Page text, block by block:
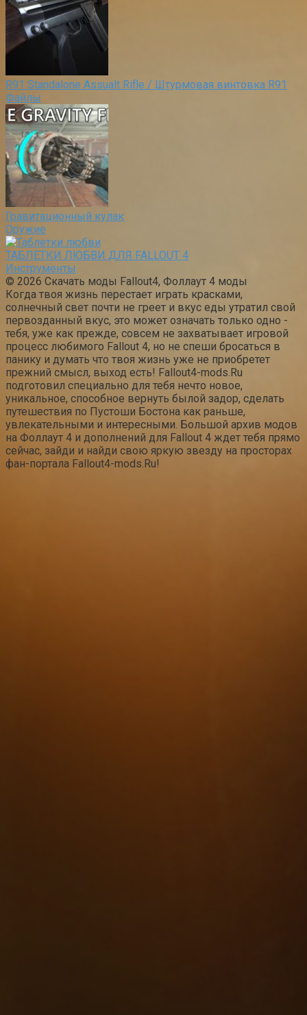
R91 Standalone Assualt Rifle / Штурмовая винтовка R91
Файлы
Гравитационный кулак
Оружие
ТАБЛЕТКИ ЛЮБВИ ДЛЯ FALLOUT 4
Инструменты
© 2026 Скачать моды Fallout4, Фоллаут 4 моды
Когда твоя жизнь перестает играть красками,
солнечный свет почти не греет и вкус еды утратил свой
первозданный вкус, это может означать только одно -
тебя, уже как прежде, совсем не захватывает игровой
процесс любимого Fallout 4, но не спеши бросаться в
панику и думать что твоя жизнь уже не приобретет
прежний смысл, выход есть! Fallout4-mods.Ru
подготовил специально для тебя нечто новое,
уникальное, способное вернуть былой задор, сделать
путешествия по Пустоши Бостона как раньше,
увлекательными и интересными. Большой архив модов
на Фоллаут 4 и дополнений для Fallout 4 ждет тебя прямо
сейчас, зайди и найди свою яркую звезду на просторах
фан-портала Fallout4-mods.Ru!